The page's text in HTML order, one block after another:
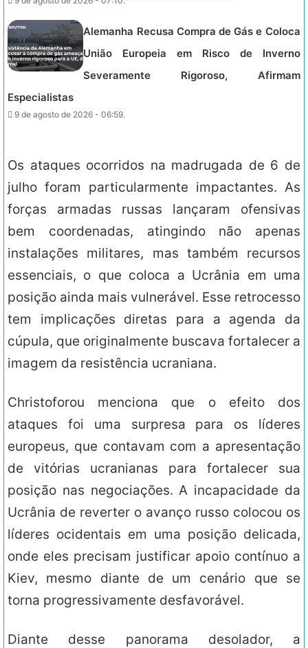
Alemanha Recusa Compra de Gás e Coloca
União Europeia em Risco de Inverno
Severamente Rigoroso, Afirmam
Especialistas
9 de agosto de 2026 - 06:59.
Os ataques ocorridos na madrugada de 6 de
julho foram particularmente impactantes. As
forças armadas russas lançaram ofensivas
bem coordenadas, atingindo não apenas
instalações militares, mas também recursos
essenciais, o que coloca a Ucrânia em uma
posição ainda mais vulnerável. Esse retrocesso
tem implicações diretas para a agenda da
cúpula, que originalmente buscava fortalecer a
imagem da resistência ucraniana.
Christoforou menciona que o efeito dos
ataques foi uma surpresa para os líderes
europeus, que contavam com a apresentação
de vitórias ucranianas para fortalecer sua
posição nas negociações. A incapacidade da
Ucrânia de reverter o avanço russo colocou os
líderes ocidentais em uma posição delicada,
onde eles precisam justificar apoio contínuo a
Kiev, mesmo diante de um cenário que se
torna progressivamente desfavorável.
Diante desse panorama desolador, a